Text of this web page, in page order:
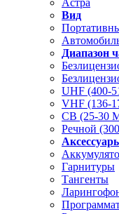
Астра
Вид
Диапазон
UHF (400-
VHF (136-
CB (25-30
Речной
Гарнитуры
Тангенты